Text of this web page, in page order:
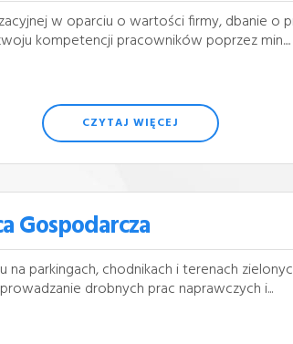
w oparciu o wartości firmy, dbanie o
kompetencji pracowników poprzez min....
CZYTAJ WIĘCEJ
Gospodarcza
parkingach, chodnikach i terenach
drobnych prac naprawczych i...